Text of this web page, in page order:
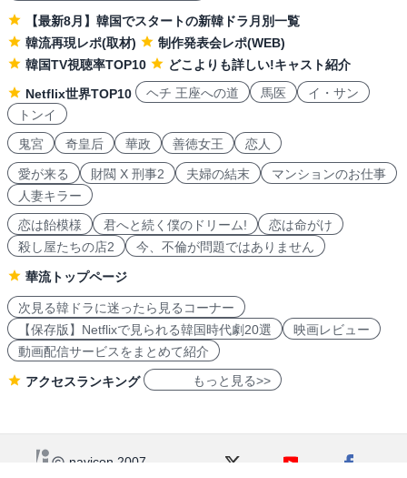
【最新8月】韓国でスタートの新韓ドラ月別一覧
韓流再現レポ(取材)
制作発表会レポ(WEB)
韓国TV視聴率TOP10
どこよりも詳しい!キャスト紹介
Netflix世界TOP10
ヘチ 王座への道 馬医
イ・サン
トンイ
鬼宮
奇皇后 華政 善徳女王 恋人
愛が来る 財閥 X 刑事2 夫婦の結末
マンションのお仕事
人妻キラー
恋は飴模様
君へと続く僕のドリーム!
恋は命がけ
殺し屋たちの店2
今、不倫が問題ではありません
華流トップページ
次見る韓ドラに迷ったら見るコーナー
【保存版】Netflixで見られる韓国時代劇20選
映画レビュー
動画配信サービスをまとめて紹介
アクセスランキング もっと見る>>
navicon 2007